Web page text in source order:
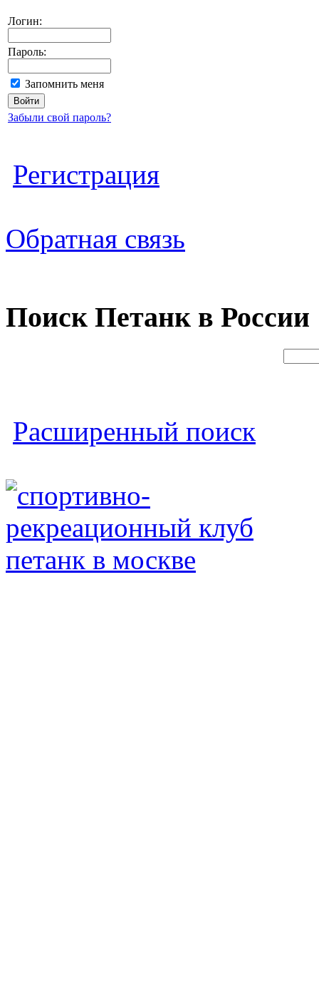
Логин:
Пароль:
Запомнить меня
Забыли свой пароль?
Регистрация
Обратная связь
Поиск Петанк в России
Расширенный поиск